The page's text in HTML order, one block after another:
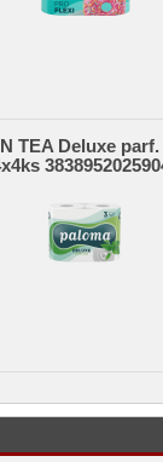
TEA Deluxe